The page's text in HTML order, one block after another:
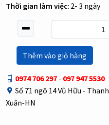
Thời gian làm việc: 2- 3 ngày
Thêm vào giỏ hàng
0974 706 297 - 097 947 5530
Số 71 ngõ 14 Vũ Hữu - Thanh
Xuân-HN